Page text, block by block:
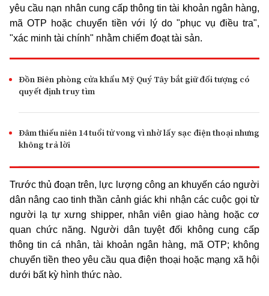
yêu cầu nạn nhân cung cấp thông tin tài khoản ngân hàng,
mã OTP hoặc chuyển tiền với lý do "phục vụ điều tra",
"xác minh tài chính" nhằm chiếm đoạt tài sản.
Đồn Biên phòng cửa khẩu Mỹ Quý Tây bắt giữ đối tượng có
quyết định truy tìm
Đâm thiếu niên 14 tuổi tử vong vì nhờ lấy sạc điện thoại nhưng
không trả lời
Trước thủ đoạn trên, lực lượng công an khuyến cáo người
dân nâng cao tinh thần cảnh giác khi nhận các cuộc gọi từ
người lạ tự xưng shipper, nhân viên giao hàng hoặc cơ
quan chức năng. Người dân tuyệt đối không cung cấp
thông tin cá nhân, tài khoản ngân hàng, mã OTP; không
chuyển tiền theo yêu cầu qua điện thoại hoặc mạng xã hội
dưới bất kỳ hình thức nào.